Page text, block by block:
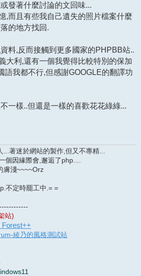
發著什麼討論的文回味...
,而且有些我自己遺失的照片檔案什麼
的地方找回.
料,反而接觸到更多國家的PHPBB站..
大利,還有一個我覺得比較特別的保加
語我都不行,但感謝GOOGLE的翻譯功
一樣..但還是一樣的喜歡花花綠綠...
著迷於網站的製作,但又不專精...
個因緣際會,邂逅了php....
膚淺~~~~Orz
不定時罷工中.= =
站)
綾乃的風格測試站